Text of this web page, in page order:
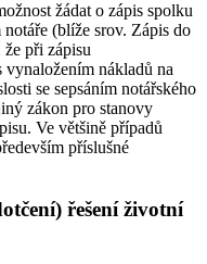
žádat o zápis spolku
(blíže srov. Zápis do
při zápisu
vynaložením nákladů na
se sepsáním notářského
zákon pro stanovy
Ve většině případů
příslušné
řešení životní